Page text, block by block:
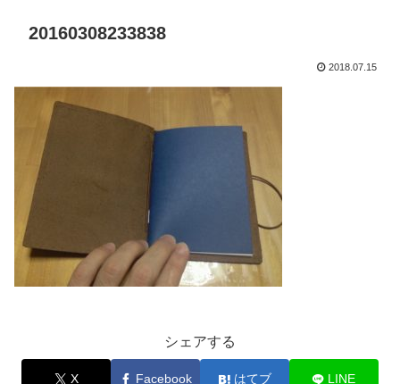
20160308233838
2018.07.15
シェアする
X Facebook はてブ LINE